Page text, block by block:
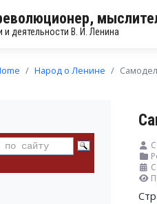
и деятельности В. И. Ленина
Народ о Ленине